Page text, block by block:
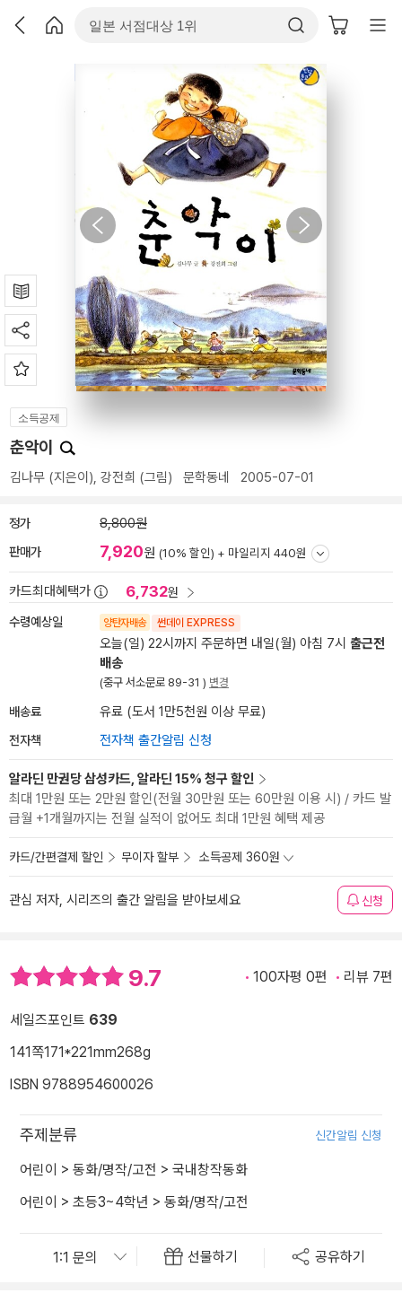
소득공제
춘악이
김나무 (지은이), 강전희 (그림) 문학동네 2005-07-01
정가 8,800원
판매가 7,920원 (10% 할인) + 마일리지 440원
카드최대혜택가 6,732원
수령예상일 양탄자배송 썬데이 EXPRESS
오늘(일) 22시까지 주문하면 내일(월) 아침 7시 출근전
배송
(중구 서소문로 89-31 ) 변경
배송료 유료 (도서 1만5천원 이상 무료)
전자책 전자책 출간알림 신청
알라딘 만권당 삼성카드, 알라딘 15% 청구 할인
최대 1만원 또는 2만원 할인(전월 30만원 또는 60만원 이용 시) / 카드 발
급월 +1개월까지는 전월 실적이 없어도 최대 1만원 혜택 제공
카드/간편결제 할인 무이자 할부 소득공제 360원
관심 저자, 시리즈의 출간 알림을 받아보세요 신청
9.7 100자평 0편 리뷰 7편
세일즈포인트 639
141쪽171*221mm268g
ISBN 9788954600026
주제분류 신간알림 신청
어린이 > 동화/명작/고전 > 국내창작동화
어린이 > 초등3~4학년 > 동화/명작/고전
선물하기 공유하기